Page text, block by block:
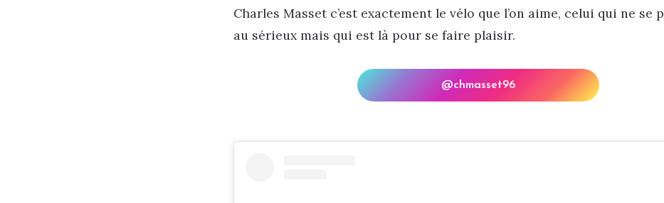
Charles Masset c’est exactement le vélo que l’on aime, celui qui ne se
au sérieux mais qui est là pour se faire plaisir.
@chmasset96